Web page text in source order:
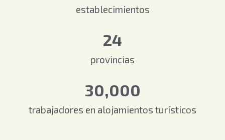
establecimientos
24
provincias
30,000
trabajadores en alojamientos turísticos